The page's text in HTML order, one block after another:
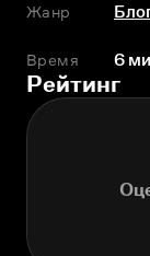
Жанр
Время 6
Рейтинг